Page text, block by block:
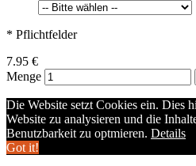
* Pflichtfelder
7.95 €
Menge
Die Website setzt Cookies ein. Dies
Website zu analysieren und die
Benutzbarkeit zu optmieren. Details
Got it!